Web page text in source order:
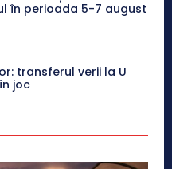
în perioada 5-7 august
transferul verii la U
în joc